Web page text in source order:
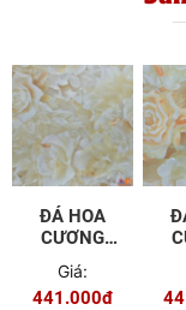
ĐÁ HOA
CƯƠNG
- 01
Giá:
441.000đ